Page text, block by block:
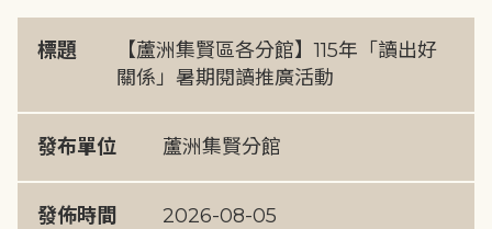
標題
【蘆洲集賢區各分館】115年「讀出好
關係」暑期閱讀推廣活動
發布單位 蘆洲集賢分館
發佈時間 2026-08-05